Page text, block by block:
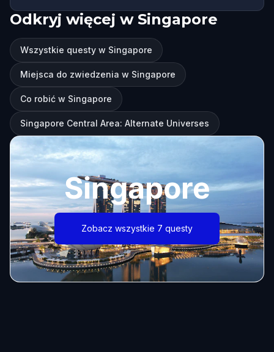
Odkryj więcej w Singapore
Wszystkie questy w Singapore
Miejsca do zwiedzenia w Singapore
Co robić w Singapore
Singapore Central Area: Alternate Universes
Singapore
Zobacz wszystkie 7 questy